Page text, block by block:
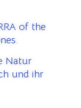
of the
Natur
und ihr